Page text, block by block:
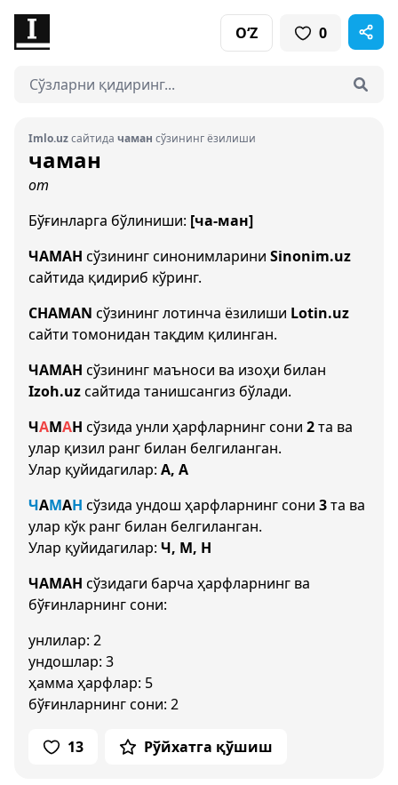
O‘Z 0
Imlo.uzсайтида чаман сўзининг ёзилиши
чаман
от
Бўғинларга бўлиниши: [ча-ман]
ЧАМАН сўзининг синонимларини Sinonim.uz
сайтида қидириб кўринг.
CHAMAN сўзининг лотинча ёзилиши Lotin.uz
сайти томонидан тақдим қилинган.
ЧАМАН сўзининг маъноси ва изоҳи билан
Izoh.uzсайтида танишсангиз бўлади.
ЧАМАН сўзида унли ҳарфларнинг сони 2та ва
улар қизил ранг билан белгиланган.
Улар қуйидагилар: А, А
ЧАМАН сўзида ундош ҳарфларнинг сони 3та ва
улар кўк ранг билан белгиланган.
Улар қуйидагилар: Ч, М, Н
ЧАМАН сўзидаги барча ҳарфларнинг ва
бўғинларнинг сони:
унлилар: 2
ундошлар: 3
ҳамма ҳарфлар: 5
бўғинларнинг сони: 2
13 Рўйхатга қўшиш